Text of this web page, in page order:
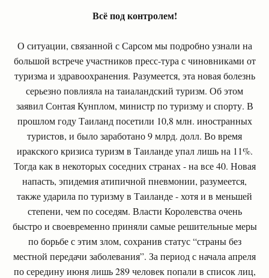
Всё под контролем!
О ситуации, связанной с Сарсом мы подробно узнали на
большой встрече участников пресс-тура с чиновниками от
туризма и здравоохранения. Разумеется, эта новая болезнь
серьезно повлияла на таиаландский туризм. Об этом
заявил Сонтая Кунплом, министр по туризму и спорту. В
прошлом году Таиланд посетили 10,8 млн. иностранных
туристов, и было заработано 9 млрд. долл. Во время
иракского кризиса туризм в Таиланде упал лишь на 11%.
Тогда как в некоторых соседних странах - на все 40. Новая
напасть, эпидемия атипичной пневмонии, разумеется,
также ударила по туризму в Таиланде - хотя и в меньшей
степени, чем по соседям. Власти Королевства очень
быстро и своевременно приняли самые решительные меры
по борьбе с этим злом, сохранив статус “страны без
местной передачи заболевания”. За период с начала апреля
по середину июня лишь 289 человек попали в список лиц,